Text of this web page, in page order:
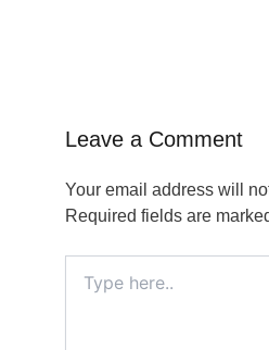
Leave a Comment
Your email address will
Required fields are
here..